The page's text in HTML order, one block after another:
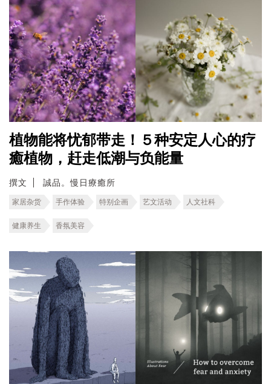
植物能将忧郁带走！５种安定人心的疗
癒植物，赶走低潮与负能量
撰文 誠品。慢日療癒所
家居杂货 手作体验 特别企画 艺文活动 人文社科
健康养生 香氛美容